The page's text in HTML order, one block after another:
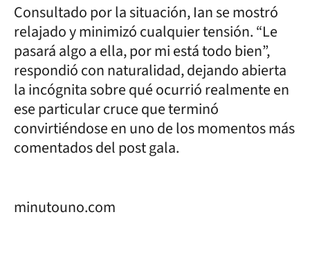
Consultado por la situación, Ian se mostró
relajado y minimizó cualquier tensión. “Le
pasará algo a ella, por mi está todo bien”,
respondió con naturalidad, dejando abierta
la incógnita sobre qué ocurrió realmente en
ese particular cruce que terminó
convirtiéndose en uno de los momentos más
comentados del post gala.
minutouno.com